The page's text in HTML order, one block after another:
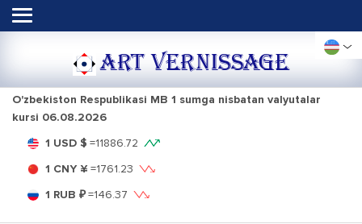
ART VERNISSAGE
O'zbekiston Respublikasi MB 1 sumga nisbatan valyutalar
kursi 06.08.2026
1 USD $ =11886.72
1 CNY ¥ =1761.23
1 RUB ₽=146.37